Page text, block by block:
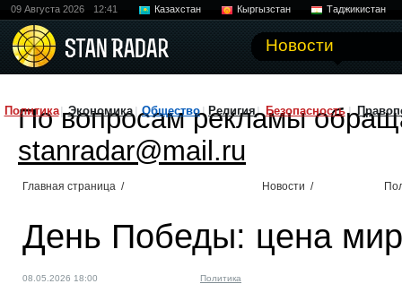
09 Августа 2026 12:41 Казахстан Кыргызстан Таджикистан
Новости
Политика Экономика Общество Религия Безопасность
По вопросам рекламы
stanradar@mail.ru
Главная страница / Новости /
День Победы: цена
08.05.2026 18:00 Политика